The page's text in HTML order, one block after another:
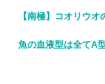
【南極】コオリウ
魚の血液型は全てA